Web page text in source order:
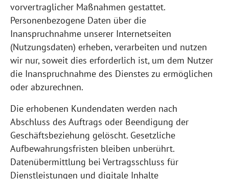
vorvertraglicher Maßnahmen gestattet.
Personenbezogene Daten über die
Inanspruchnahme unserer Internetseiten
(Nutzungsdaten) erheben, verarbeiten und nutzen
wir nur, soweit dies erforderlich ist, um dem Nutzer
die Inanspruchnahme des Dienstes zu ermöglichen
oder abzurechnen.
Die erhobenen Kundendaten werden nach
Abschluss des Auftrags oder Beendigung der
Geschäftsbeziehung gelöscht. Gesetzliche
Aufbewahrungsfristen bleiben unberührt.
Datenübermittlung bei Vertragsschluss für
Dienstleistungen und digitale Inhalte